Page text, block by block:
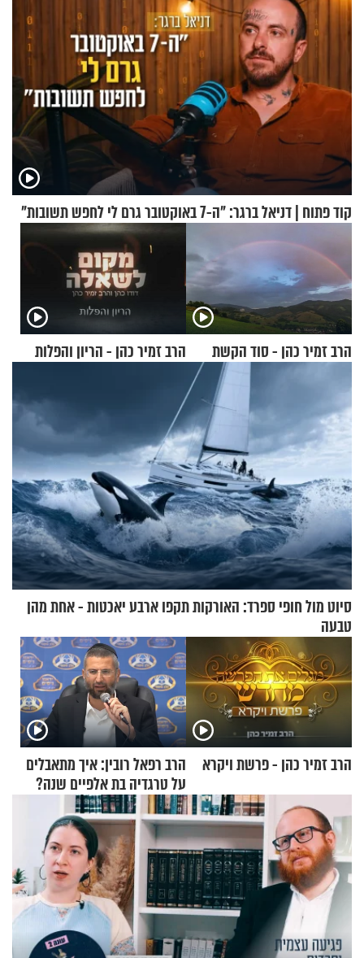
קוד פתוח | דניאל ברגר: "ה-7 באוקטובר גרם לי לחפש תשובות"
הרב זמיר כהן - סוד הקשת הרב זמיר כהן - הריון והפלות
סיוט מול חופי ספרד: האורקות תקפו ארבע יאכטות - אחת מהן
טבעה
הרב זמיר כהן - פרשת ויקרא
הרב רפאל רובין: איך מתאבלים
על טרגדיה בת אלפיים שנה?